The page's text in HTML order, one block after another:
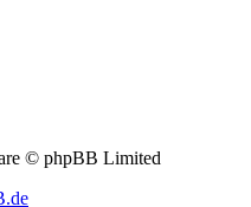
© phpBB Limited